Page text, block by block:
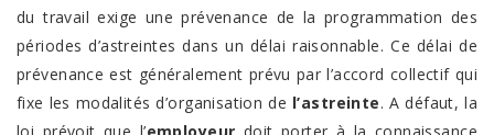
du travail exige une prévenance de la programmation des
périodes d’astreintes dans un délai raisonnable. Ce délai de
prévenance est généralement prévu par l’accord collectif qui
fixe les modalités d’organisation de l’astreinte. A défaut, la
loi prévoit que l’employeur doit porter à la connaissance